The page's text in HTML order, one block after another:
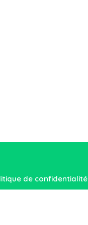
de confidentialité